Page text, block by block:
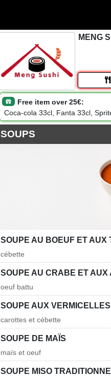
MENG
Free item over 25€:
Coca-cola 33cl, Fanta 33cl,
SOUPS
SOUPE AU BOEUF ET AUX
cébette
SOUPE AU CRABE ET AUX
oeuf battu
SOUPE AUX
carottes et cébette
SOUPE DE MAÏS
maïs et oeuf
SOUPE MISO